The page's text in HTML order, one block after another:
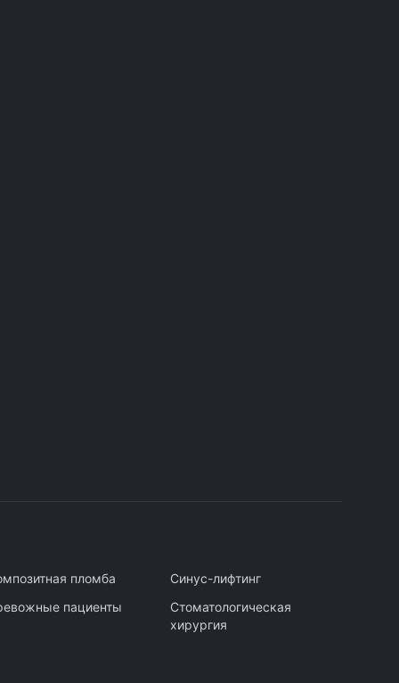
пломба
Синус-лифтинг
пациенты
Стоматологическая
хирургия